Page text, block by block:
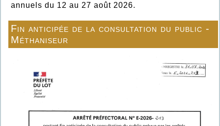
annuels du 12 au 27 août 2026.
Fin anticipée de la consultation du public -
Méthaniseur